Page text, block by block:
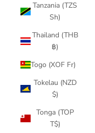
Tanzania (TZS
Sh)
Thailand (THB
฿)
Togo (XOF Fr)
Tokelau (NZD
$)
Tonga (TOP
T$)